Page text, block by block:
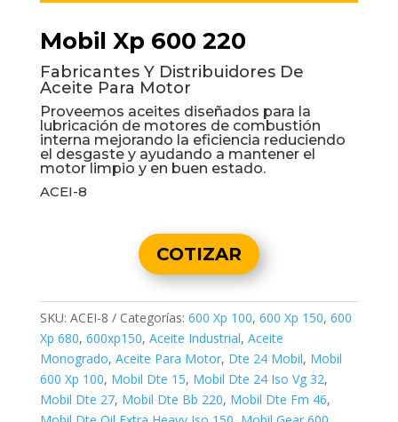
Mobil Xp 600 220
Fabricantes Y Distribuidores De
Aceite Para Motor
Proveemos aceites diseñados para la
lubricación de motores de combustión
interna mejorando la eficiencia reduciendo
el desgaste y ayudando a mantener el
motor limpio y en buen estado.
ACEI-8
COTIZAR
SKU: ACEI-8 Categorías: 600 Xp 100, 600 Xp 150, 600
Xp 680, 600xp150, Aceite Industrial, Aceite
Monogrado, Aceite Para Motor, Dte 24 Mobil, Mobil
600 Xp 100, Mobil Dte 15, Mobil Dte 24 Iso Vg 32,
Mobil Dte 27, Mobil Dte Bb 220, Mobil Dte Fm 46,